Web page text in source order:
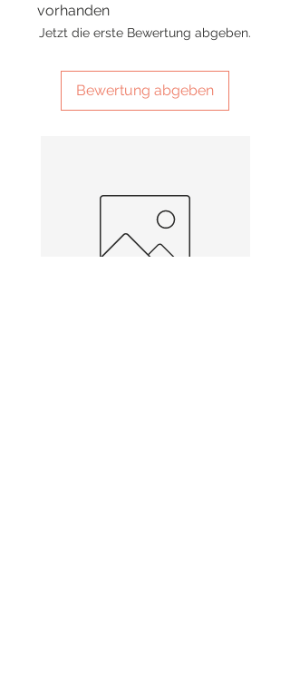
vorhanden
Jetzt die erste Bewertung abgeben.
Bewertung abgeben